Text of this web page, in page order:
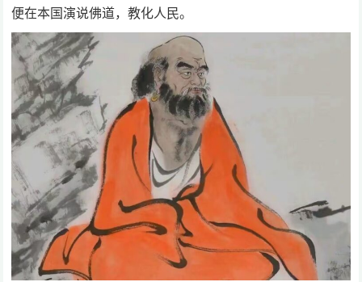
便在本国演说佛道，教化人民。